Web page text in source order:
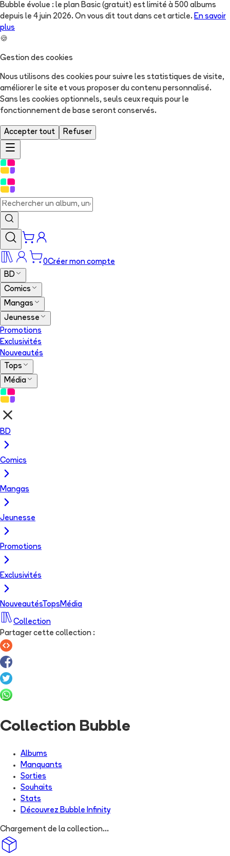
Bubble évolue : le plan Basic (gratuit) est limité à 500 albums
depuis le 4 juin 2026. On vous dit tout dans cet article. En savoir
plus
🍪
Gestion des cookies
Nous utilisons des cookies pour suivre les statistiques de visite,
améliorer le site et vous proposer du contenu personnalisé.
Sans les cookies optionnels, seuls ceux requis pour le
fonctionnement de base seront conservés.
Accepter tout Refuser
0Créer mon compte
BD
Comics
Mangas
Jeunesse
Promotions
Exclusivités
Nouveautés
Tops
Média
BD
Comics
Mangas
Jeunesse
Promotions
Exclusivités
NouveautésTops Média
Collection
Partager cette collection :
Collection Bubble
Albums
Manquants
Sorties
Souhaits
Stats
Découvrez Bubble Infinity
Chargement de la collection...